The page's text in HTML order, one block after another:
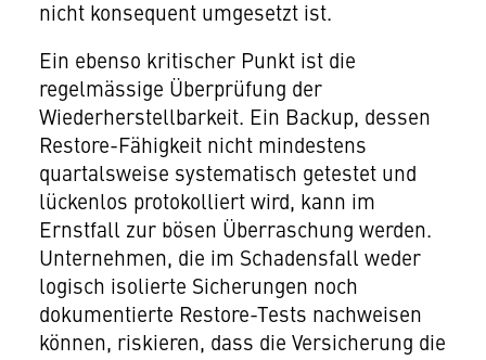
nicht konsequent umgesetzt ist.
Ein ebenso kritischer Punkt ist die
regelmässige Überprüfung der
Wiederherstellbarkeit. Ein Backup, dessen
Restore-Fähigkeit nicht mindestens
quartalsweise systematisch getestet und
lückenlos protokolliert wird, kann im
Ernstfall zur bösen Überraschung werden.
Unternehmen, die im Schadensfall weder
logisch isolierte Sicherungen noch
dokumentierte Restore-Tests nachweisen
können, riskieren, dass die Versicherung die